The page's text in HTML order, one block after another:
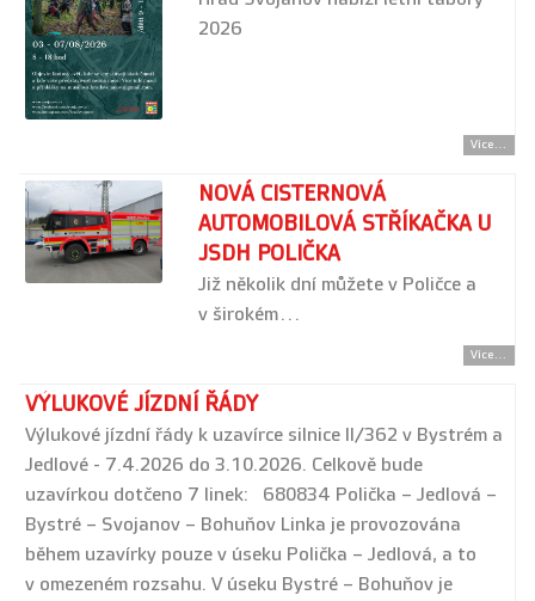
2026
Více...
NOVÁ CISTERNOVÁ
AUTOMOBILOVÁ STŘÍKAČKA U
JSDH POLIČKA
Již několik dní můžete v Poličce a
v širokém…
Více...
VÝLUKOVÉ JÍZDNÍ ŘÁDY
Výlukové jízdní řády k uzavírce silnice II/362 v Bystrém a
Jedlové - 7.4.2026 do 3.10.2026. Celkově bude
uzavírkou dotčeno 7 linek: 680834 Polička – Jedlová –
Bystré – Svojanov – Bohuňov Linka je provozována
během uzavírky pouze v úseku Polička – Jedlová, a to
v omezeném rozsahu. V úseku Bystré – Bohuňov je